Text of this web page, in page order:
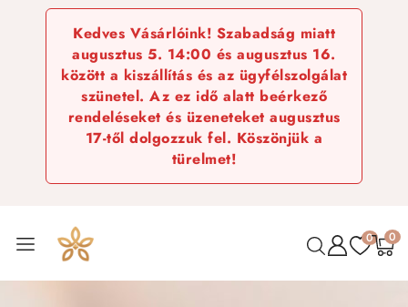
Kedves Vásárlóink! Szabadság miatt
augusztus 5. 14:00 és augusztus 16.
között a kiszállítás és az ügyfélszolgálat
szünetel. Az ez idő alatt beérkező
rendeléseket és üzeneteket augusztus
17-től dolgozzuk fel. Köszönjük a
türelmet!
0 0